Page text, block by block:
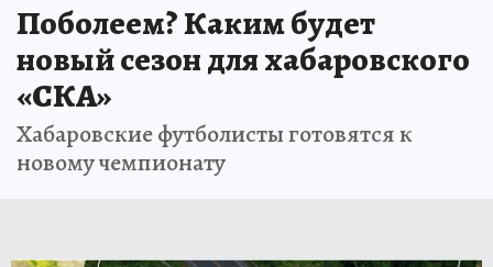
Поболеем? Каким будет
новый сезон для хабаровского
«СКА»
Хабаровские футболисты готовятся к
новому чемпионату